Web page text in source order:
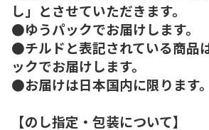
し」とさせていただきます。
●ゆうパックでお届けします。
●チルドと表記されている商品
ックでお届けします。
●お届けは日本国内に限ります。
【のし指定・包装について】